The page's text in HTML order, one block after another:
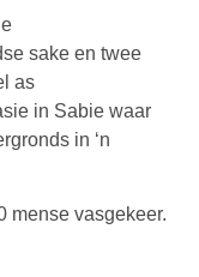
sake en twee
as
in Sabie waar
in ‘n
mense vasgekeer.